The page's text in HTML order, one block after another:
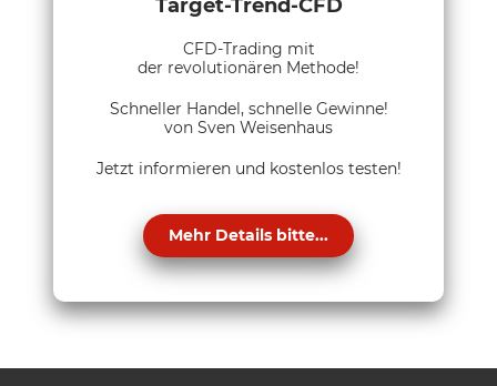
Target-Trend-CFD
CFD-Trading mit
der revolutionären Methode!
Schneller Handel, schnelle Gewinne!
von Sven Weisenhaus
Jetzt informieren und kostenlos testen!
Mehr Details bitte...